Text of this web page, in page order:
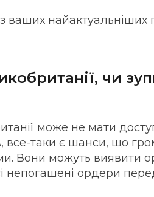
ваших найактуальніших
чи
може не мати
все-таки є шанси, що
Вони можуть виявити
непогашені ордери